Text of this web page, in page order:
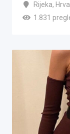
Rijeka,
1.831